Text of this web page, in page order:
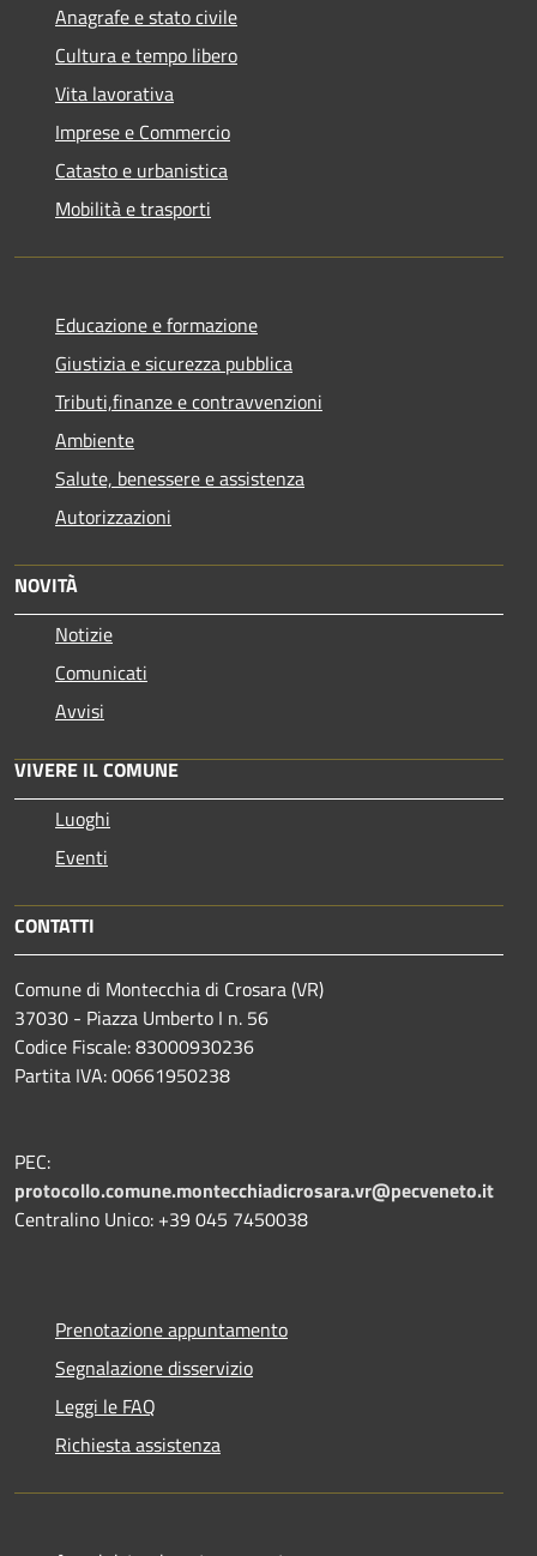
Anagrafe e stato civile
Cultura e tempo libero
Vita lavorativa
Imprese e Commercio
Catasto e urbanistica
Mobilità e trasporti
Educazione e formazione
Giustizia e sicurezza pubblica
Tributi,finanze e contravvenzioni
Ambiente
Salute, benessere e assistenza
Autorizzazioni
NOVITÀ
Notizie
Comunicati
Avvisi
VIVERE IL COMUNE
Luoghi
Eventi
CONTATTI
Comune di Montecchia di Crosara (VR)
37030 - Piazza Umberto I n. 56
Codice Fiscale: 83000930236
Partita IVA: 00661950238
PEC:
protocollo.comune.montecchiadicrosara.vr@pecveneto.it
Centralino Unico: +39 045 7450038
Prenotazione appuntamento
Segnalazione disservizio
Leggi le FAQ
Richiesta assistenza